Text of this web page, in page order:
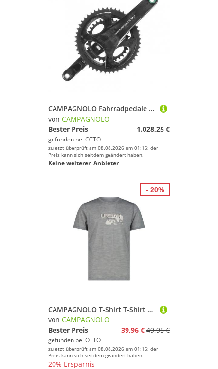
CAMPAGNOLO Fahrradpedale Kurbelgarnitur SuperRecord ProT Carbon 12s 12-fach 32-48 Zähne 175mm
von CAMPAGNOLO
Bester Preis
1.028,25 €
gefunden bei OTTO
zuletzt überprüft am 08.08.2026 um 01:16; der
Preis kann sich seitdem geändert haben.
Keine weiteren Anbieter
CAMPAGNOLO T-Shirt T-Shirt MAN T-SHIRT
von CAMPAGNOLO
Bester Preis
39,96 € 49,95 €
gefunden bei OTTO
zuletzt überprüft am 08.08.2026 um 01:16; der
Preis kann sich seitdem geändert haben.
20% Ersparnis
- 20%